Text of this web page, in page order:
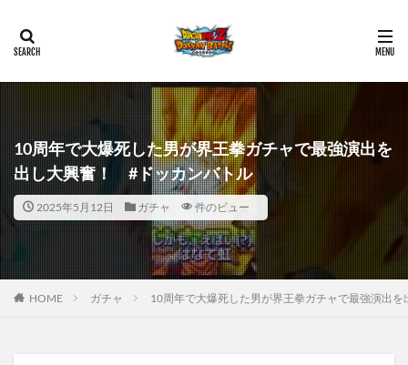
10周年で大爆死した男が界王拳ガチャで最強演出を
出し大興奮！ #ドッカンバトル
2025年5月12日 ガチャ 件のビュー
HOME ガチャ 10周年で大爆死した男が界王拳ガチャで最強演出